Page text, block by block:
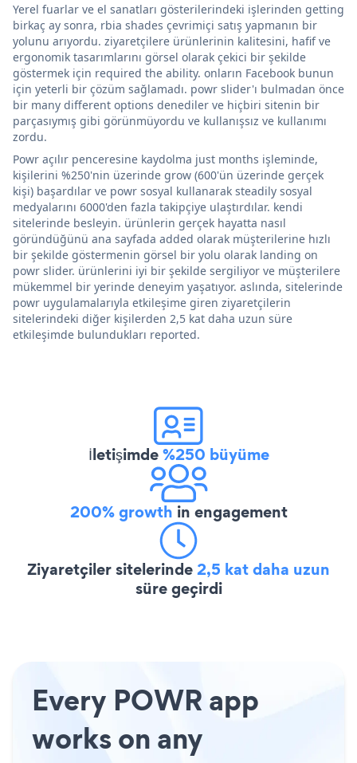
Yerel fuarlar ve el sanatları gösterilerindeki işlerinden getting
birkaç ay sonra, rbia shades çevrimiçi satış yapmanın bir
yolunu arıyordu. ziyaretçilere ürünlerinin kalitesini, hafif ve
ergonomik tasarımlarını görsel olarak çekici bir şekilde
göstermek için required the ability. onların Facebook bunun
için yeterli bir çözüm sağlamadı. powr slider'ı bulmadan önce
bir many different options denediler ve hiçbiri sitenin bir
parçasıymış gibi görünmüyordu ve kullanışsız ve kullanımı
zordu.
Powr açılır penceresine kaydolma just months işleminde,
kişilerini %250'nin üzerinde grow (600'ün üzerinde gerçek
kişi) başardılar ve powr sosyal kullanarak steadily sosyal
medyalarını 6000'den fazla takipçiye ulaştırdılar. kendi
sitelerinde besleyin. ürünlerin gerçek hayatta nasıl
göründüğünü ana sayfada added olarak müşterilerine hızlı
bir şekilde göstermenin görsel bir yolu olarak landing on
powr slider. ürünlerini iyi bir şekilde sergiliyor ve müşterilere
mükemmel bir yerinde deneyim yaşatıyor. aslında, sitelerinde
powr uygulamalarıyla etkileşime giren ziyaretçilerin
sitelerindeki diğer kişilerden 2,5 kat daha uzun süre
etkileşimde bulundukları reported.
İletişimde%250 büyüme
200% growth in engagement
Ziyaretçiler sitelerinde2,5 kat daha uzun
süre geçirdi
Every POWR app
works on any